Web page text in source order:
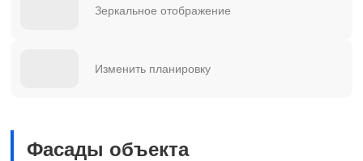
Зеркальное отображение
Изменить планировку
Фасады объекта